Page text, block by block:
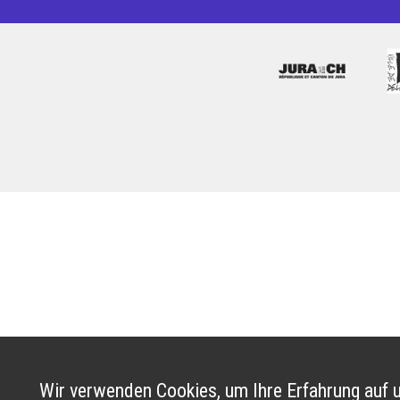
Wir verwenden Cookies, um Ihre Erfahrung